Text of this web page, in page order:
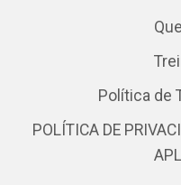
Política de
POLÍTICA DE